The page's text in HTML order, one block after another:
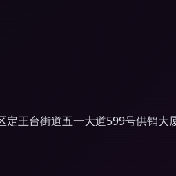
定王台街道五一大道599号供销大